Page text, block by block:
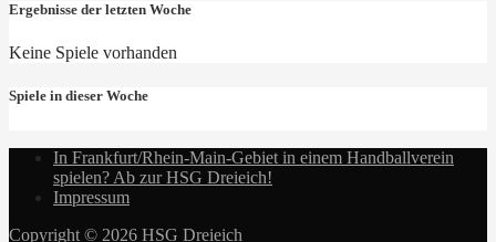
Ergebnisse der letzten Woche
Keine Spiele vorhanden
Spiele in dieser Woche
In Frankfurt/Rhein-Main-Gebiet in einem Handballverein
spielen? Ab zur HSG Dreieich!
Impressum
Copyright © 2026 HSG Dreieich